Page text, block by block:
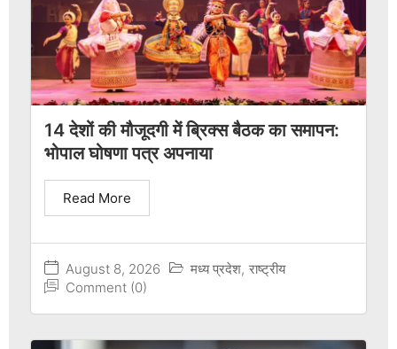
14 देशों की मौजूदगी में ब्रिक्स बैठक का समापन:
भोपाल घोषणा पत्र अपनाया
August 8, 2026 मध्य प्रदेश, राष्ट्रीय
Comment (0)
Read More